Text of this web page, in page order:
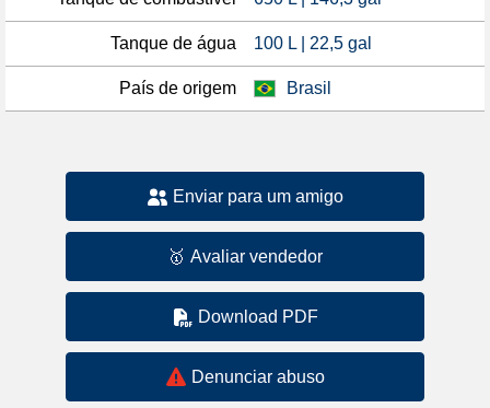
Tanque de água 100 L | 22,5 gal
País de origem Brasil
Enviar para um amigo
🥇 Avaliar vendedor
Download PDF
Denunciar abuso